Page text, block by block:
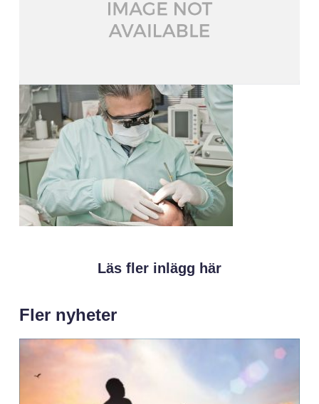
Läs fler inlägg här
Fler nyheter